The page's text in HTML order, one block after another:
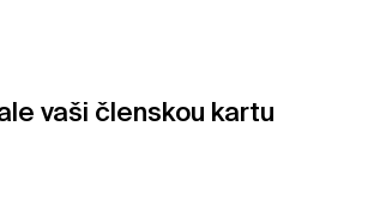
vaši členskou kartu